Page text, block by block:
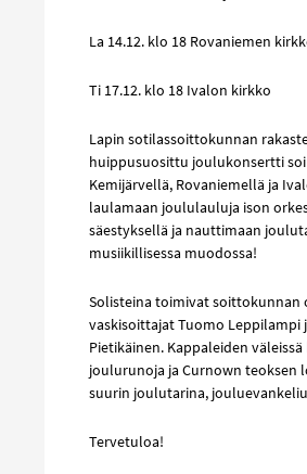
La 14.12. klo 18 Rovaniemen
Ti 17.12. klo 18 Ivalon kirkko
Lapin sotilassoittokunnan
huippusuosittu joulukonsertti
Kemijärvellä, Rovaniemellä ja
laulamaan joululauluja ison
säestyksellä ja nauttimaan
musiikillisessa muodossa!
Solisteina toimivat soittokunnan
vaskisoittajat Tuomo Leppilampi
Pietikäinen. Kappaleiden
joulurunoja ja Curnown teoksen
suurin joulutarina,
Tervetuloa!